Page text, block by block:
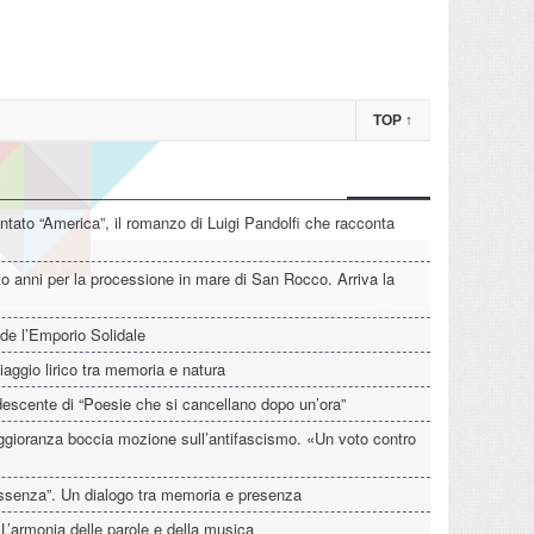
TOP ↑
“America”, il romanzo di Luigi Pandolfi che racconta
anni per la processione in mare di San Rocco. Arriva la
l’Emporio Solidale
lirico tra memoria e natura
di “Poesie che si cancellano dopo un’ora”
boccia mozione sull’antifascismo. «Un voto contro
Un dialogo tra memoria e presenza
delle parole e della musica